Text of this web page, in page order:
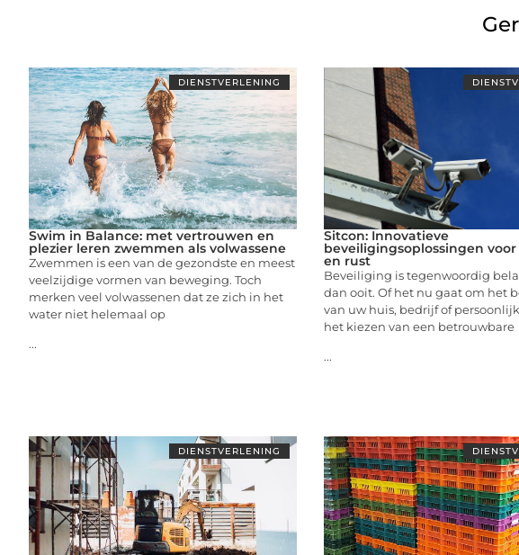
DIENSTVERLENING
Swim in Balance: met vertrouwen en
plezier leren zwemmen als volwassene
Zwemmen is een van de gezondste en meest
veelzijdige vormen van beweging. Toch
merken veel volwassenen dat ze zich in het
water niet helemaal op
...
Sitcon: Innovatieve
beveiligingsoplossingen
en rust
Beveiliging is tegenwoordig
dan ooit. Of het nu gaat om het
van uw huis, bedrijf of
het kiezen van een betrouwbare
...
DIENSTVERLENING